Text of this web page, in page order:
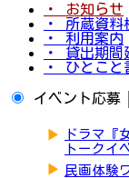
・ お知らせ
・ 所蔵資料
・ 利用案内
・ 貸出期間
・ ひとこと
イベント応募
▶
ドラマ『
トークイ
▶ 民画体験